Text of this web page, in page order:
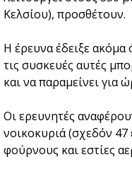
Κελσίου), προσθέτουν.
Η έρευνα έδειξε ακόμα
τις συσκευές αυτές
και να παραμείνει για
Οι ερευνητές
νοικοκυριά (σχεδόν
φούρνους και εστίες